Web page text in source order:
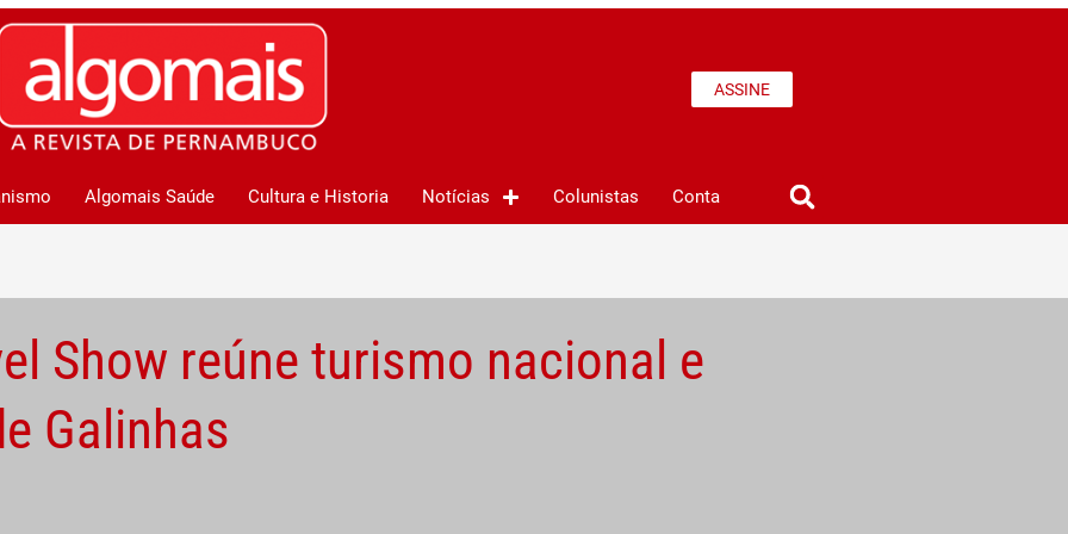
ASSINE
Algomais Saúde Cultura e Historia Notícias Colunistas Conta
Show reúne turismo nacional e
Galinhas